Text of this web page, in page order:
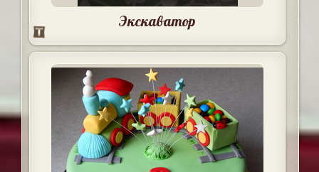
Экскаватор